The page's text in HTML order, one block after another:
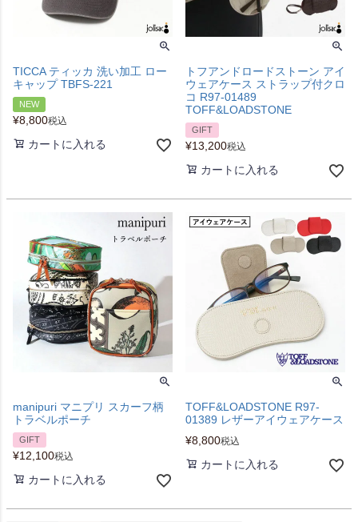
TICCA ティッカ 洗い加工 ロー
キャップ TBFS-221
NEW
¥8,800税込
カートに入れる
トフアンドロードストーン アイ
ウェアケース ストラップ付クロ
コ R97-01489
TOFF&LOADSTONE
GIFT
¥13,200税込
カートに入れる
manipuri マニプリ スカーフ柄
トラベルポーチ
GIFT
¥12,100税込
カートに入れる
TOFF&LOADSTONE R97-
01389 レザーアイウェアケース
¥8,800税込
カートに入れる